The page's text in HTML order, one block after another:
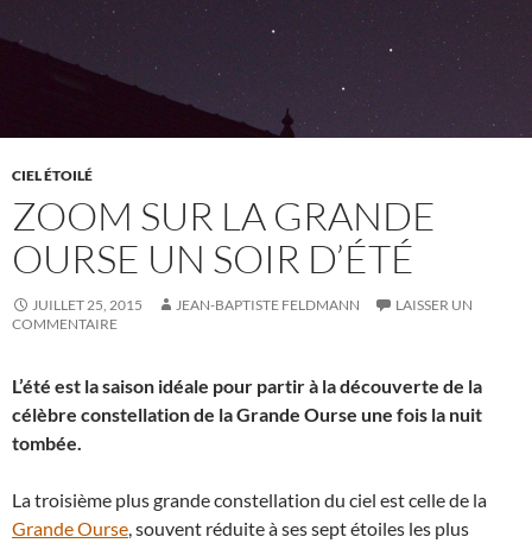
CIEL ÉTOILÉ
ZOOM SUR LA GRANDE
OURSE UN SOIR D’ÉTÉ
JUILLET 25, 2015 JEAN-BAPTISTE FELDMANN
LAISSER UN
COMMENTAIRE
L’été est la saison idéale pour partir à la découverte de la
célèbre constellation de la Grande Ourse une fois la nuit
tombée.
La troisième plus grande constellation du ciel est celle de la
Grande Ourse, souvent réduite à ses sept étoiles les plus